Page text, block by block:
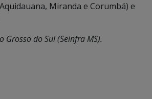
Miranda e Corumbá) e
do Sul (Seinfra MS).